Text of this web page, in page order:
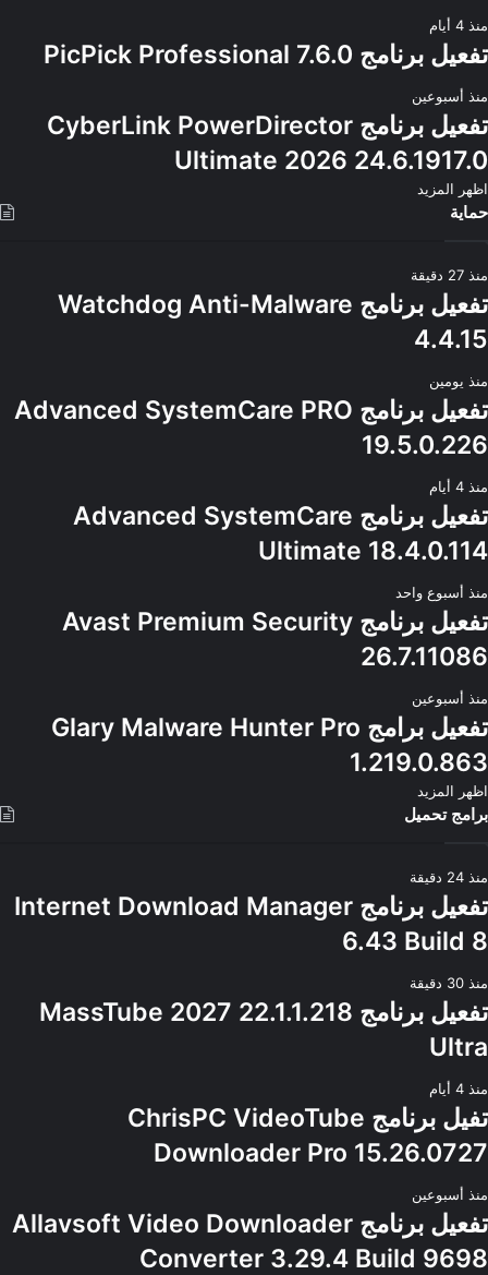
منذ 4 أيام
تفعيل برنامج PicPick Professional 7.6.0
منذ أسبوعين
تفعيل برنامج CyberLink PowerDirector
Ultimate 2026 24.6.1917.0
اظهر المزيد
حماية
منذ 27 دقيقة
تفعيل برنامج Watchdog Anti-Malware
4.4.15
منذ يومين
تفعيل برنامج Advanced SystemCare PRO
19.5.0.226
منذ 4 أيام
تفعيل برنامج Advanced SystemCare
Ultimate 18.4.0.114
منذ أسبوع واحد
تفعيل برنامج Avast Premium Security
26.7.11086
منذ أسبوعين
تفعيل برامج Glary Malware Hunter Pro
1.219.0.863
اظهر المزيد
برامج تحميل
منذ 24 دقيقة
تفعيل برنامج Internet Download Manager
6.43 Build 8
منذ 30 دقيقة
تفعيل برنامج MassTube 2027 22.1.1.218
Ultra
منذ 4 أيام
تفيل برنامج ChrisPC VideoTube
Downloader Pro 15.26.0727
منذ أسبوعين
تفعيل برنامج Allavsoft Video Downloader
Converter 3.29.4 Build 9698